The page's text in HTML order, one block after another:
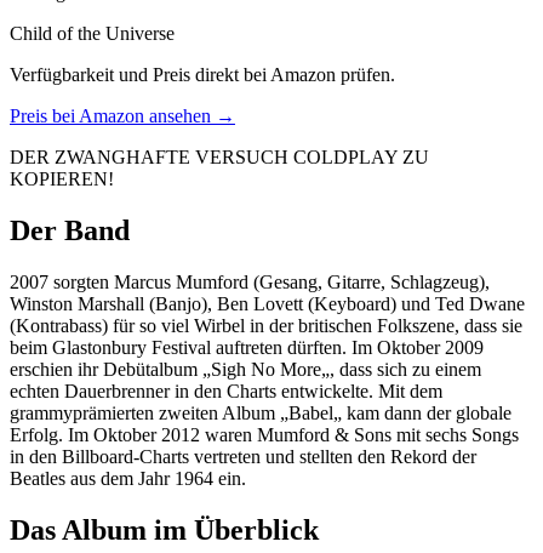
Child of the Universe
Verfügbarkeit und Preis direkt bei Amazon prüfen.
Preis bei Amazon ansehen →
DER ZWANGHAFTE VERSUCH COLDPLAY ZU
KOPIEREN!
Der Band
2007 sorgten Marcus Mumford (Gesang, Gitarre, Schlagzeug),
Winston Marshall (Banjo), Ben Lovett (Keyboard) und Ted Dwane
(Kontrabass) für so viel Wirbel in der britischen Folkszene, dass sie
beim Glastonbury Festival auftreten dürften. Im Oktober 2009
erschien ihr Debütalbum „Sigh No More„, dass sich zu einem
echten Dauerbrenner in den Charts entwickelte. Mit dem
grammyprämierten zweiten Album „Babel„ kam dann der globale
Erfolg. Im Oktober 2012 waren Mumford & Sons mit sechs Songs
in den Billboard-Charts vertreten und stellten den Rekord der
Beatles aus dem Jahr 1964 ein.
Das Album im Überblick